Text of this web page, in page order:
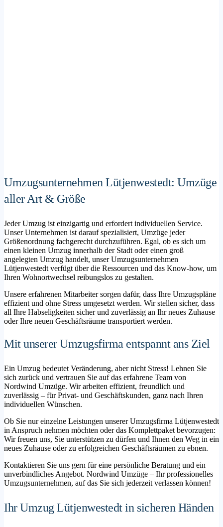
Umzugsunternehmen Lütjenwestedt: Umzüge
aller Art & Größe
Jeder Umzug ist einzigartig und erfordert individuellen Service.
Unser Unternehmen ist darauf spezialisiert, Umzüge jeder
Größenordnung fachgerecht durchzuführen. Egal, ob es sich um
einen kleinen Umzug innerhalb der Stadt oder einen groß
angelegten Umzug handelt, unser Umzugsunternehmen
Lütjenwestedt verfügt über die Ressourcen und das Know-how, um
Ihren Wohnortwechsel reibungslos zu gestalten.
Unsere erfahrenen Mitarbeiter sorgen dafür, dass Ihre Umzugspläne
effizient und ohne Stress umgesetzt werden. Wir stellen sicher, dass
all Ihre Habseligkeiten sicher und zuverlässig an Ihr neues Zuhause
oder Ihre neuen Geschäftsräume transportiert werden.
Mit unserer Umzugsfirma entspannt ans Ziel
Ein Umzug bedeutet Veränderung, aber nicht Stress! Lehnen Sie
sich zurück und vertrauen Sie auf das erfahrene Team von
Nordwind Umzüge. Wir arbeiten effizient, freundlich und
zuverlässig – für Privat- und Geschäftskunden, ganz nach Ihren
individuellen Wünschen.
Ob Sie nur einzelne Leistungen unserer Umzugsfirma Lütjenwestedt
in Anspruch nehmen möchten oder das Komplettpaket bevorzugen:
Wir freuen uns, Sie unterstützen zu dürfen und Ihnen den Weg in ein
neues Zuhause oder zu erfolgreichen Geschäftsräumen zu ebnen.
Kontaktieren Sie uns gern für eine persönliche Beratung und ein
unverbindliches Angebot. Nordwind Umzüge – Ihr professionelles
Umzugsunternehmen, auf das Sie sich jederzeit verlassen können!
Ihr Umzug Lütjenwestedt in sicheren Händen